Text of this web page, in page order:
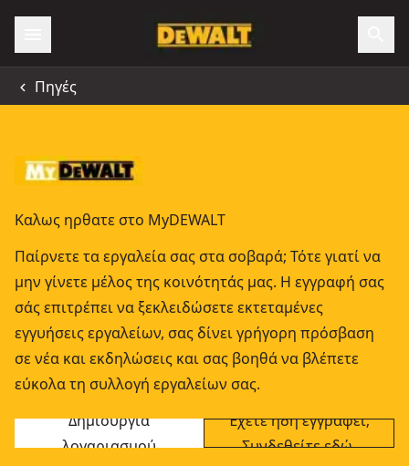
Πηγές
Καλως ηρθατε στο MyDEWALT
Παίρνετε τα εργαλεία σας στα σοβαρά; Τότε γιατί να
μην γίνετε μέλος της κοινότητάς μας. Η εγγραφή σας
σάς επιτρέπει να ξεκλειδώσετε εκτεταμένες
εγγυήσεις εργαλείων, σας δίνει γρήγορη πρόσβαση
σε νέα και εκδηλώσεις και σας βοηθά να βλέπετε
εύκολα τη συλλογή εργαλείων σας.
Δημιουργία
λογαριασμού
Έχετε ήδη εγγραφεί;
Συνδεθείτε εδώ.